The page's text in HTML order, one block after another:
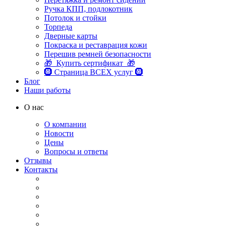
Ручка КПП, подлокотник
Потолок и стойки
Торпеда
Дверные карты
Покраска и реставрация кожи
Перешив ремней безопасности
🎁 Купить сертификат 🎁
🛞 Страница ВСЕХ услуг 🛞
Блог
Наши работы
О нас
О компании
Новости
Цены
Вопросы и ответы
Отзывы
Контакты